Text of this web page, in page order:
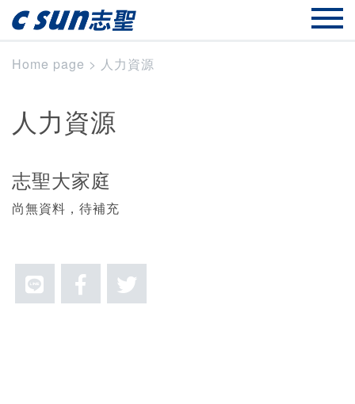
Home page > 人力資源
人力資源
志聖大家庭
尚無資料，待補充